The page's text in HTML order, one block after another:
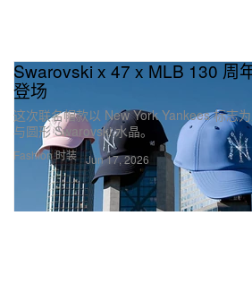
Fashion 时装
Swarovski x 47 x MLB 130 周
登场
这次联名帽款以 New York Yankees 标志
与圆形 Swarovski 水晶。
Jun 17, 2026